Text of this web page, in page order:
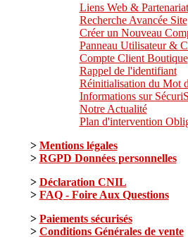
Liens Web & Partenariat
Recherche Avancée Site
Créer un Nouveau
Panneau Utilisateur &
Compte Client Boutique
Rappel de l'identifiant
Réinitialisation du Mot
Informations sur
Notre Actualité
Plan d'intervention
> Mentions légales
> RGPD Données personnelles
> Déclaration CNIL
> FAQ - Foire Aux Questions
> Paiements sécurisés
> Conditions Générales de vente